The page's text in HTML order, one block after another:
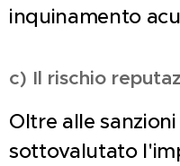
inquinamento
c) Il rischio
Oltre alle
sottovalutato